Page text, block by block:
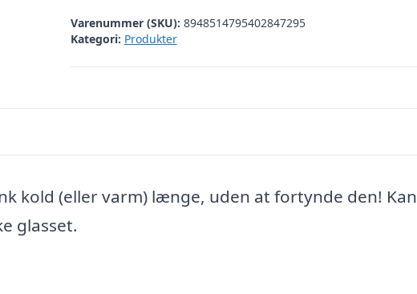
Varenummer (SKU): 8948514795402847295
Kategori: Produkter
kold (eller varm) længe, uden at fortynde den! Kan
glasset.